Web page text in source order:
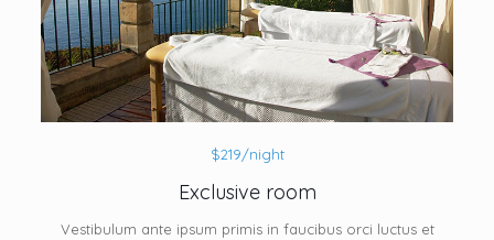
$219/night
Exclusive room
Vestibulum ante ipsum primis in faucibus orci luctus et